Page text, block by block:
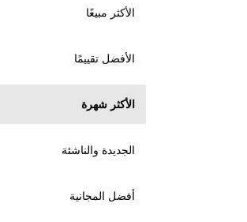
الأكثر مبيعًا
الأفضل تقييمًا
الأكثر شهرة
الجديدة والناشئة
أفضل المجانية